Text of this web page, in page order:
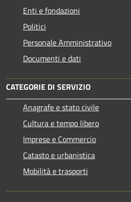
Enti e fondazioni
Politici
Personale Amministrativo
Documenti e dati
CATEGORIE DI SERVIZIO
Anagrafe e stato civile
Cultura e tempo libero
Imprese e Commercio
Catasto e urbanistica
Mobilità e trasporti